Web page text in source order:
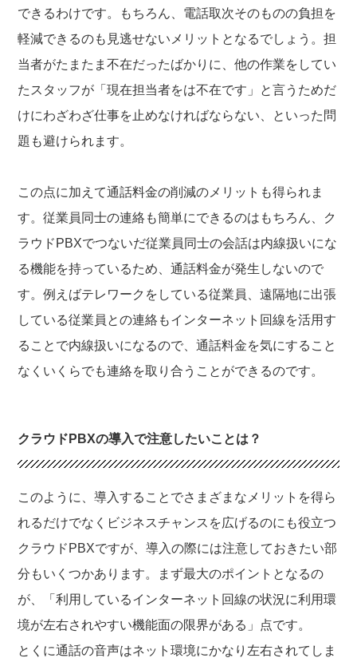
できるわけです。もちろん、電話取次そのものの負担を
軽減できるのも見逃せないメリットとなるでしょう。担
当者がたまたま不在だったばかりに、他の作業をしてい
たスタッフが「現在担当者をは不在です」と言うためだ
けにわざわざ仕事を止めなければならない、といった問
題も避けられます。
この点に加えて通話料金の削減のメリットも得られま
す。従業員同士の連絡も簡単にできるのはもちろん、ク
ラウドPBXでつないだ従業員同士の会話は内線扱いにな
る機能を持っているため、通話料金が発生しないので
す。例えばテレワークをしている従業員、遠隔地に出張
している従業員との連絡もインターネット回線を活用す
ることで内線扱いになるので、通話料金を気にすること
なくいくらでも連絡を取り合うことができるのです。
クラウドPBXの導入で注意したいことは？
このように、導入することでさまざまなメリットを得ら
れるだけでなくビジネスチャンスを広げるのにも役立つ
クラウドPBXですが、導入の際には注意しておきたい部
分もいくつかあります。まず最大のポイントとなるの
が、「利用しているインターネット回線の状況に利用環
境が左右されやすい機能面の限界がある」点です。
とくに通話の音声はネット環境にかなり左右されてしま